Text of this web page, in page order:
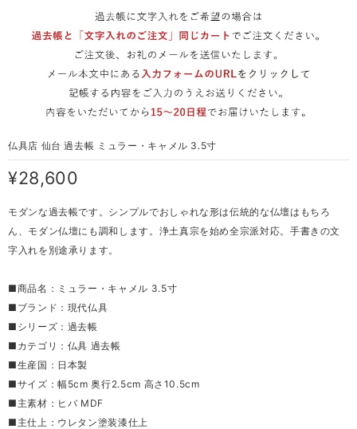
仏具店 仙台 過去帳 ミュラー・キャメル 3.5寸
¥28,600
モダンな過去帳です。シンプルでおしゃれな形は伝統的な仏壇はもちろ
ん、モダン仏壇にも調和します。浄土真宗を始め全宗派対応。手書きの文
字入れを別途承ります。
■商品名：ミュラー・キャメル 3.5寸
■ブランド：現代仏具
■シリーズ：過去帳
■カテゴリ：仏具 過去帳
■生産国：日本製
■サイズ：幅5cm 奥行2.5cm 高さ10.5cm
■主素材：ヒバ MDF
■主仕上：ウレタン塗装漆仕上